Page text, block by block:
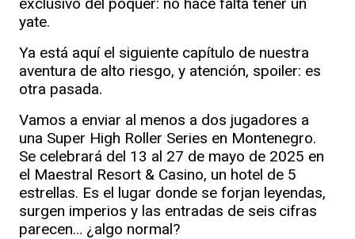
yate.
Ya está aquí el siguiente capítulo de nuestra
aventura de alto riesgo, y atención, spoiler: es
otra pasada.
Vamos a enviar al menos a dos jugadores a
una Super High Roller Series en Montenegro.
Se celebrará del 13 al 27 de mayo de 2025 en
el Maestral Resort & Casino, un hotel de 5
estrellas. Es el lugar donde se forjan leyendas,
surgen imperios y las entradas de seis cifras
parecen… ¿algo normal?